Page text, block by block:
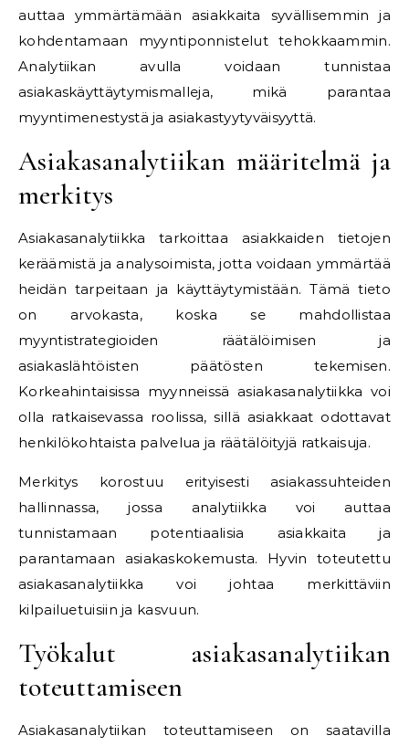
auttaa ymmärtämään asiakkaita syvällisemmin ja
kohdentamaan myyntiponnistelut tehokkaammin.
Analytiikan avulla voidaan tunnistaa
asiakaskäyttäytymismalleja, mikä parantaa
myyntimenestystä ja asiakastyytyväisyyttä.
Asiakasanalytiikan määritelmä ja
merkitys
Asiakasanalytiikka tarkoittaa asiakkaiden tietojen
keräämistä ja analysoimista, jotta voidaan ymmärtää
heidän tarpeitaan ja käyttäytymistään. Tämä tieto
on arvokasta, koska se mahdollistaa
myyntistrategioiden räätälöimisen ja
asiakaslähtöisten päätösten tekemisen.
Korkeahintaisissa myynneissä asiakasanalytiikka voi
olla ratkaisevassa roolissa, sillä asiakkaat odottavat
henkilökohtaista palvelua ja räätälöityjä ratkaisuja.
Merkitys korostuu erityisesti asiakassuhteiden
hallinnassa, jossa analytiikka voi auttaa
tunnistamaan potentiaalisia asiakkaita ja
parantamaan asiakaskokemusta. Hyvin toteutettu
asiakasanalytiikka voi johtaa merkittäviin
kilpailuetuisiin ja kasvuun.
Työkalut asiakasanalytiikan
toteuttamiseen
Asiakasanalytiikan toteuttamiseen on saatavilla